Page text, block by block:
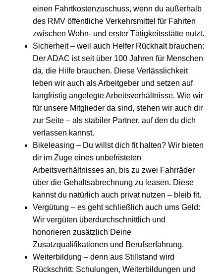
einen Fahrtkostenzuschuss, wenn du außerhalb
des RMV öffentliche Verkehrsmittel für Fahrten
zwischen Wohn- und erster Tätigkeitsstätte nutzt.
Sicherheit – weil auch Helfer Rückhalt brauchen:
Der ADAC ist seit über 100 Jahren für Menschen
da, die Hilfe brauchen. Diese Verlässlichkeit
leben wir auch als Arbeitgeber und setzen auf
langfristig angelegte Arbeitsverhältnisse. Wie wir
für unsere Mitglieder da sind, stehen wir auch dir
zur Seite – als stabiler Partner, auf den du dich
verlassen kannst.
Bikeleasing – Du willst dich fit halten? Wir bieten
dir im Zuge eines unbefristeten
Arbeitsverhältnisses an, bis zu zwei Fahrräder
über die Gehaltsabrechnung zu leasen. Diese
kannst du natürlich auch privat nutzen – bleib fit.
Vergütung – es geht schließlich auch ums Geld:
Wir vergüten überdurchschnittlich und
honorieren zusätzlich Deine
Zusatzqualifikationen und Berufserfahrung.
Weiterbildung – denn aus Stillstand wird
Rückschritt: Schulungen, Weiterbildungen und